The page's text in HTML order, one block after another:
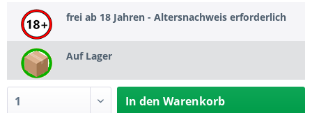
frei ab 18 Jahren - Altersnachweis erforderlich
Auf Lager
In den Warenkorb